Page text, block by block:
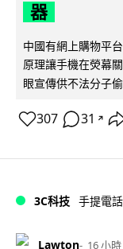
器
中國有網上購物平
原理讓手機在熒幕
眼宣傳供不法分子
307 31 ↗
3C科技 手提電話
Lawton 16 小時